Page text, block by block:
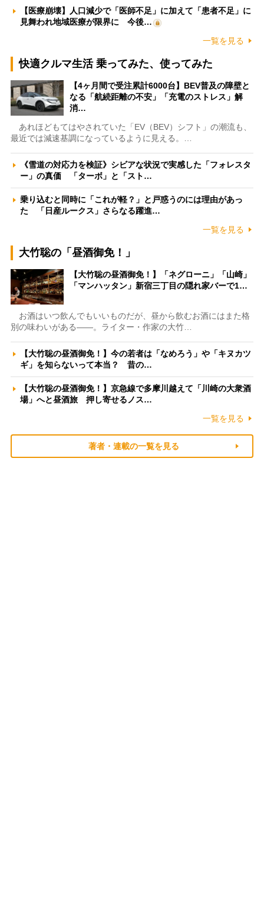
【医療崩壊】人口減少で「医師不足」に加えて「患者不足」に
見舞われ地域医療が限界に 今後…
一覧を見る
快適クルマ生活 乗ってみた、使ってみた
【4ヶ月間で受注累計6000台】BEV普及の障壁と
なる「航続距離の不安」「充電のストレス」解
消…
あれほどもてはやされていた「EV（BEV）シフト」の潮流も、
最近では減速基調になっているように見える。…
《雪道の対応力を検証》シビアな状況で実感した「フォレスタ
ー」の真価 「ターボ」と「スト…
乗り込むと同時に「これが軽？」と戸惑うのには理由があっ
た 「日産ルークス」さらなる躍進…
一覧を見る
大竹聡の「昼酒御免！」
【大竹聡の昼酒御免！】「ネグローニ」「山崎」
「マンハッタン」新宿三丁目の隠れ家バーで1…
お酒はいつ飲んでもいいものだが、昼から飲むお酒にはまた格
別の味わいがある――。ライター・作家の大竹…
【大竹聡の昼酒御免！】今の若者は「なめろう」や「キヌカツ
ギ」を知らないって本当？ 昔の…
【大竹聡の昼酒御免！】京急線で多摩川越えて「川崎の大衆酒
場」へと昼酒旅 押し寄せるノス…
一覧を見る
著者・連載の一覧を見る